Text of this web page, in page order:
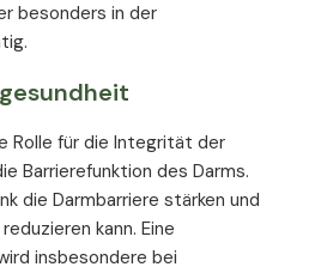
besonders in der
Rolle für die Integrität der
Barrierefunktion des Darms.
die Darmbarriere stärken und
kann. Eine
insbesondere bei